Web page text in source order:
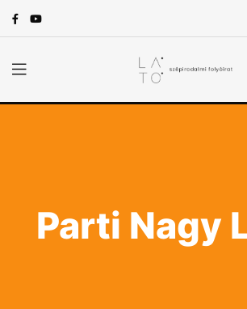
Parti Nagy